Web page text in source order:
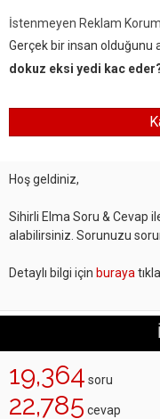
İstenmeyen Reklam
Gerçek bir insan olduğunu
dokuz eksi yedi kac
Hoş geldiniz,
Sihirli Elma Soru & Cevap
alabilirsiniz. Sorunuzu
Detaylı bilgi için buraya
19,364 soru
22,785 cevap